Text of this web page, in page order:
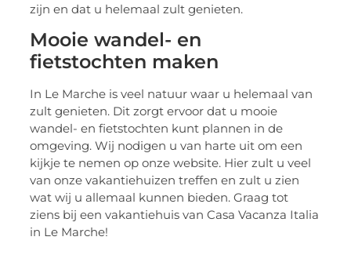
zijn en dat u helemaal zult genieten.
Mooie wandel- en
fietstochten maken
In Le Marche is veel natuur waar u helemaal van
zult genieten. Dit zorgt ervoor dat u mooie
wandel- en fietstochten kunt plannen in de
omgeving. Wij nodigen u van harte uit om een
kijkje te nemen op onze website. Hier zult u veel
van onze vakantiehuizen treffen en zult u zien
wat wij u allemaal kunnen bieden. Graag tot
ziens bij een vakantiehuis van Casa Vacanza Italia
in Le Marche!